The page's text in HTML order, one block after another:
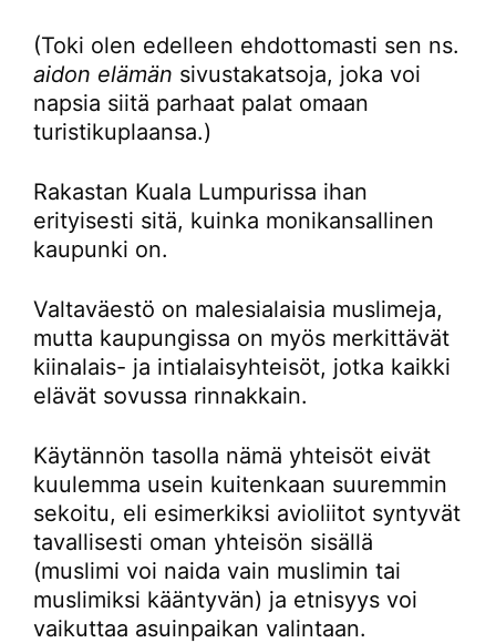
(Toki olen edelleen ehdottomasti sen ns.
aidon elämän sivustakatsoja, joka voi
napsia siitä parhaat palat omaan
turistikuplaansa.)
Rakastan Kuala Lumpurissa ihan
erityisesti sitä, kuinka monikansallinen
kaupunki on.
Valtaväestö on malesialaisia muslimeja,
mutta kaupungissa on myös merkittävät
kiinalais- ja intialaisyhteisöt, jotka kaikki
elävät sovussa rinnakkain.
Käytännön tasolla nämä yhteisöt eivät
kuulemma usein kuitenkaan suuremmin
sekoitu, eli esimerkiksi avioliitot syntyvät
tavallisesti oman yhteisön sisällä
(muslimi voi naida vain muslimin tai
muslimiksi kääntyvän) ja etnisyys voi
vaikuttaa asuinpaikan valintaan.